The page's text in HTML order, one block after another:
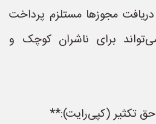
مجوزها مستلزم پرداخت
برای ناشران کوچک و